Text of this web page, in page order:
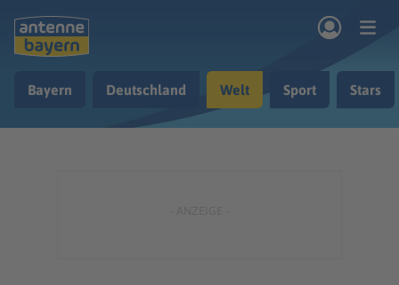
Nachrichten
Bayern Deutschland Welt Sport Stars